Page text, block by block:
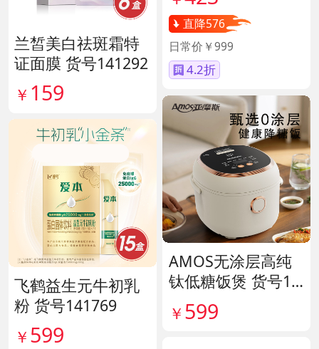
兰皙美白祛斑霜特
证面膜 货号141292
￥ 159
飞鹤益生元牛初乳
粉 货号141769
￥ 599
直降576
日常价￥999
4.2折
AMOS无涂层高纯
钛低糖饭煲 货号14
1641
￥ 599